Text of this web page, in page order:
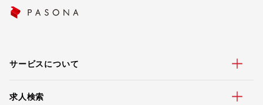
サービスについて
求人検索